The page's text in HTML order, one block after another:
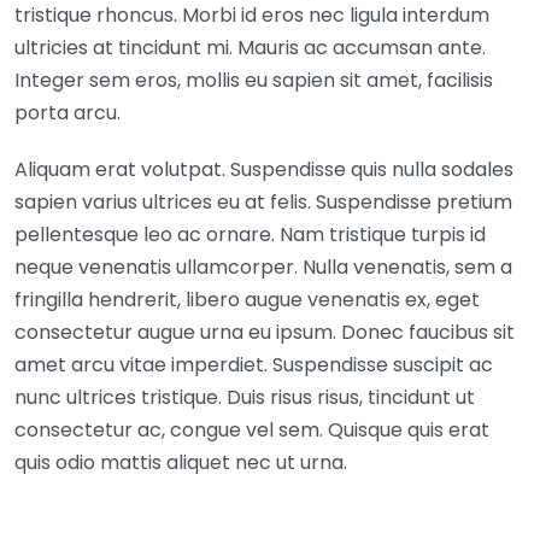
tristique rhoncus. Morbi id eros nec ligula interdum
ultricies at tincidunt mi. Mauris ac accumsan ante.
Integer sem eros, mollis eu sapien sit amet, facilisis
porta arcu.
Aliquam erat volutpat. Suspendisse quis nulla sodales
sapien varius ultrices eu at felis. Suspendisse pretium
pellentesque leo ac ornare. Nam tristique turpis id
neque venenatis ullamcorper. Nulla venenatis, sem a
fringilla hendrerit, libero augue venenatis ex, eget
consectetur augue urna eu ipsum. Donec faucibus sit
amet arcu vitae imperdiet. Suspendisse suscipit ac
nunc ultrices tristique. Duis risus risus, tincidunt ut
consectetur ac, congue vel sem. Quisque quis erat
quis odio mattis aliquet nec ut urna.